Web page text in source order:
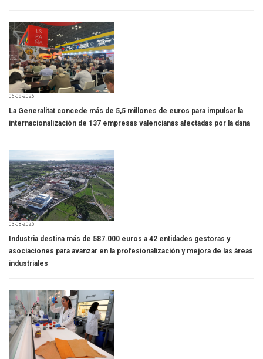
06-08-2026
La Generalitat concede más de 5,5 millones de euros para impulsar la
internacionalización de 137 empresas valencianas afectadas por la dana
03-08-2026
Industria destina más de 587.000 euros a 42 entidades gestoras y
asociaciones para avanzar en la profesionalización y mejora de las áreas
industriales